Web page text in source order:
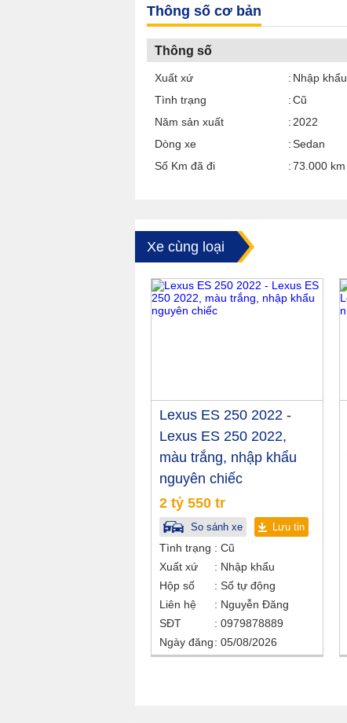
Thông số cơ bản
Thông số
Xuất xứ
Nhập khẩu
Tình trạng
Cũ
Năm sản xuất
2022
Dòng xe
Sedan
Số Km đã đi
73.000 km
Xe cùng loại
Lexus ES 250 2022 -
Lexus ES 250 2022,
màu trắng, nhập khẩu
nguyên chiếc
2 tỷ 550 tr
So sánh xe Lưu tin
Tình trạng
Cũ
Xuất xứ
Nhập khẩu
Hộp số
Số tự động
Liên hệ
Nguyễn Đăng
SĐT
0979878889
Ngày đăng
05/08/2026